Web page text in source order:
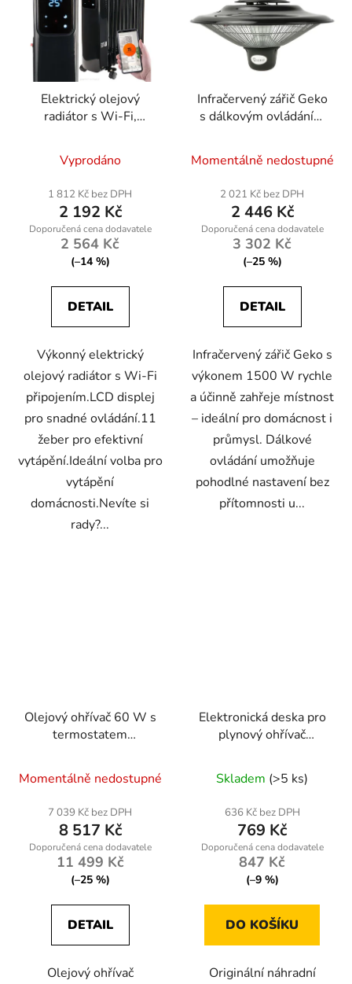
Elektrický olejový
radiátor s Wi-Fi,
Vyprodáno
1 812 Kč bez DPH
2 192 Kč
2 564 Kč
(–14 %)
DETAIL
Výkonný elektrický
olejový radiátor s Wi-Fi
připojením.LCD displej
pro snadné ovládání.11
žeber pro efektivní
vytápění.Ideální volba pro
vytápění
domácnosti.Nevíte si
rady?...
Infračervený zářič Geko
s dálkovým ovládáním
Momentálně nedostupné
2 021 Kč bez DPH
2 446 Kč
3 302 Kč
(–25 %)
DETAIL
Infračervený zářič Geko s
výkonem 1500 W rychle
a účinně zahřeje místnost
– ideální pro domácnost i
průmysl. Dálkové
ovládání umožňuje
pohodlné nastavení bez
přítomnosti u...
Olejový ohřívač 60 W s
termostatem
Momentálně nedostupné
7 039 Kč bez DPH
8 517 Kč
11 499 Kč
(–25 %)
DETAIL
Olejový ohřívač
Elektronická deska pro
plynový ohřívač
25GLN-PCB
Skladem (>5 ks)
636 Kč bez DPH
769 Kč
847 Kč
(–9 %)
DO KOŠÍKU
Originální náhradní